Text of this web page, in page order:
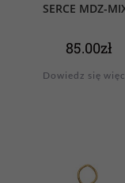
SERCE MDZ-
85.00zł
Dowiedz się